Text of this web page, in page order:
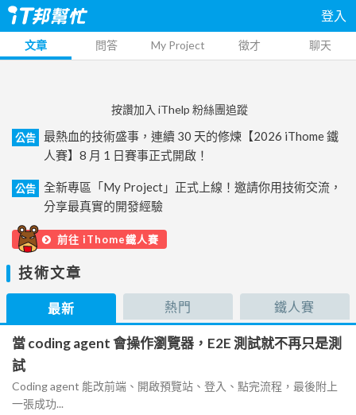
登入
文章 問答 My Project 徵才 聊天
按讚加入 iThelp 粉絲團追蹤
公告
最熱血的技術盛事，連續 30 天的修煉【2026 iThome 鐵
人賽】8 月 1 日賽事正式開啟！
公告
全新專區「My Project」正式上線！邀請你用技術交流，
分享最真實的開發經驗
前往 iThome鐵人賽
技術文章
最新 熱門 鐵人賽
當 coding agent 會操作瀏覽器，E2E 測試就不再只是測
試
Coding agent 能改前端、開啟預覽站、登入、點完流程，最後附上
一張成功...